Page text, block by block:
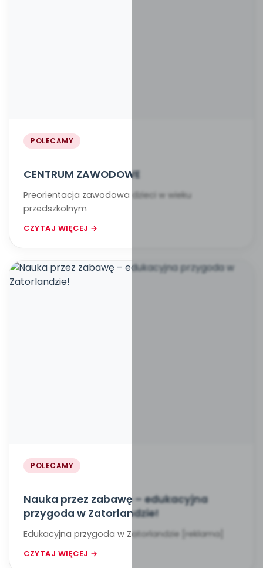
POLECAMY
CENTRUM ZAWODOWE
Preorientacja zawodowa dzieci w wieku
przedszkolnym
CZYTAJ WIĘCEJ →
POLECAMY
Nauka przez zabawę – edukacyjna
przygoda w Zatorlandzie!
Edukacyjna przygoda w Zatorlandzie [reklama]
CZYTAJ WIĘCEJ →